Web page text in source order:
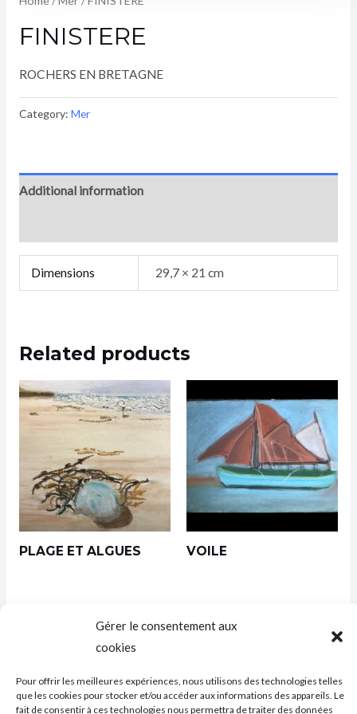
Gérer le consentement aux
cookies
Pour offrir les meilleures expériences, nous utilisons des technologies telles
que les cookies pour stocker et/ou accéder aux informations des appareils. Le
fait de consentir à ces technologies nous permettra de traiter des données
FINISTERE
ROCHERS EN BRETAGNE
Category: Mer
Additional information
Dimensions 29,7 × 21 cm
Related products
PLAGE ET ALGUES VOILE
Réseaux sociaux